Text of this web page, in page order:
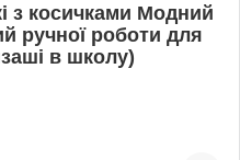
з косичками Модний
ручної роботи для
в школу)